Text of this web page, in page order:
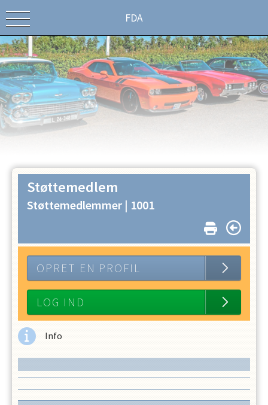
FDA
Støttemedlem
Støttemedlemmer | 1001
OPRET EN PROFIL
LOG IND
Info